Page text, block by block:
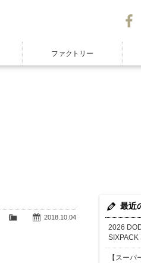
ファクトリー
2018.10.04
最近
2026
SIXPACK
【スー